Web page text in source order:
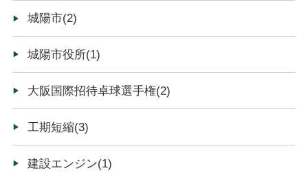
城陽市(2)
城陽市役所(1)
大阪国際招待卓球選手権(2)
工期短縮(3)
建設エンジン(1)